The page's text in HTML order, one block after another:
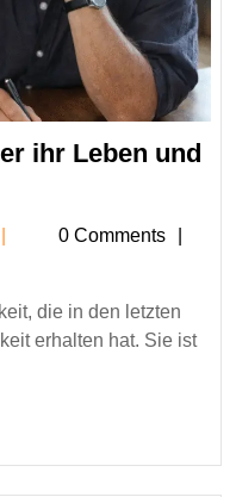
ihr Leben und
0 Comments
die in den letzten
erhalten hat. Sie ist